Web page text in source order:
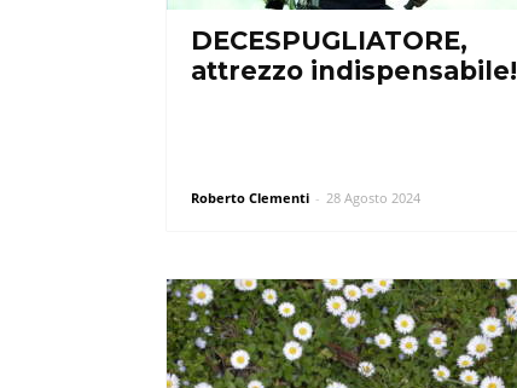
DECESPUGLIATORE,
attrezzo indispensabile!
Roberto Clementi - 28 Agosto 2024